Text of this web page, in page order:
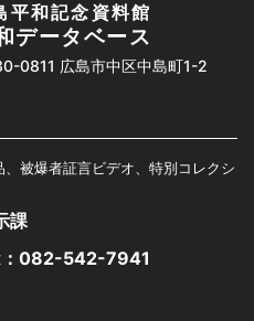
平和記念資料館
データベース
0811 広島市中区中島町1-2
被爆者証言ビデオ、特別コレクシ
課
082-542-7941